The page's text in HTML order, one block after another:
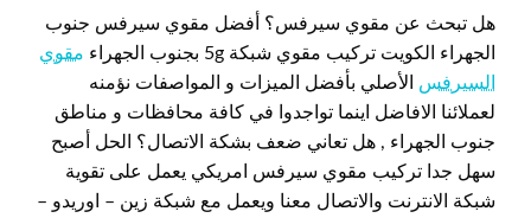
هل تبحث عن مقوي سيرفس؟ أفضل مقوي سيرفس جنوب
الجهراء الكويت تركيب مقوي شبكة 5g بجنوب الجهراء
مقوي
السيرفس الأصلي بأفضل الميزات و المواصفات نؤمنه
لعملائنا الافاضل اينما تواجدوا في كافة محافظات و مناطق
جنوب الجهراء , هل تعاني ضعف بشكة الاتصال؟ الحل أصبح
سهل جدا تركيب مقوي سيرفس امريكي يعمل على تقوية
شبكة الانترنت والاتصال معنا ويعمل مع شبكة زين – اوريدو –